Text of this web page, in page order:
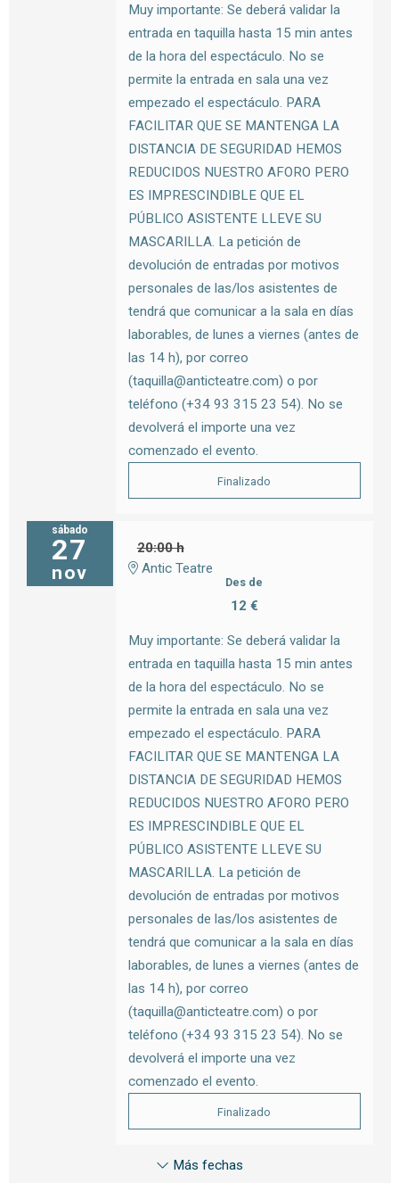
Muy importante: Se deberá validar la
entrada en taquilla hasta 15 min antes
de la hora del espectáculo. No se
permite la entrada en sala una vez
empezado el espectáculo. PARA
FACILITAR QUE SE MANTENGA LA
DISTANCIA DE SEGURIDAD HEMOS
REDUCIDOS NUESTRO AFORO PERO
ES IMPRESCINDIBLE QUE EL
PÚBLICO ASISTENTE LLEVE SU
MASCARILLA. La petición de
devolución de entradas por motivos
personales de las/los asistentes de
tendrá que comunicar a la sala en días
laborables, de lunes a viernes (antes de
las 14 h), por correo
(taquilla@anticteatre.com) o por
teléfono (+34 93 315 23 54). No se
devolverá el importe una vez
comenzado el evento.
Finalizado
sábado
27
nov
20:00 h
Antic Teatre
Des de
12 €
Muy importante: Se deberá validar la
entrada en taquilla hasta 15 min antes
de la hora del espectáculo. No se
permite la entrada en sala una vez
empezado el espectáculo. PARA
FACILITAR QUE SE MANTENGA LA
DISTANCIA DE SEGURIDAD HEMOS
REDUCIDOS NUESTRO AFORO PERO
ES IMPRESCINDIBLE QUE EL
PÚBLICO ASISTENTE LLEVE SU
MASCARILLA. La petición de
devolución de entradas por motivos
personales de las/los asistentes de
tendrá que comunicar a la sala en días
laborables, de lunes a viernes (antes de
las 14 h), por correo
(taquilla@anticteatre.com) o por
teléfono (+34 93 315 23 54). No se
devolverá el importe una vez
comenzado el evento.
Finalizado
Más fechas